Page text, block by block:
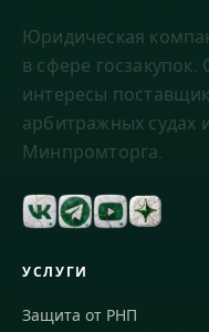
Юридическая
в сфере
интересы
арбитражных судах
Минпромторга.
УСЛУГИ
Защита от РНП